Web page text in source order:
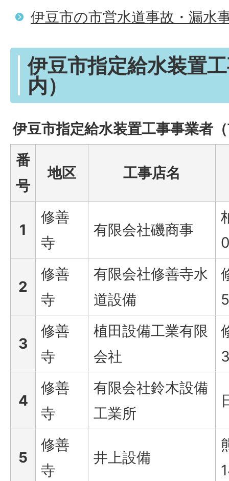
伊豆市の市営水道事故・漏水
伊豆市指定給水装置
内）
伊豆市指定給水装置工事事業者
番
号
地区 工事店名
1
修善
寺
有限会社磯商事
2
修善
寺
有限会社修善寺水
道設備
3
修善
寺
植田設備工業有限
会社
4
修善
寺
有限会社鈴木設備
工業所
5
修善
寺
井上設備